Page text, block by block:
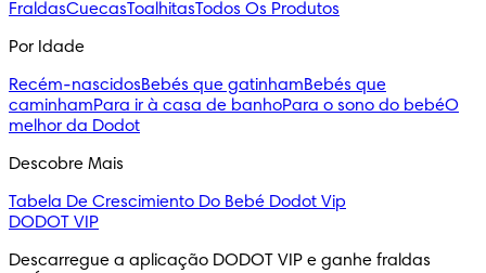
FraldasCuecasToalhitasTodos Os Produtos
Por Idade
Recém-nascidosBebés que gatinhamBebés que
caminhamPara ir à casa de banhoPara o sono do bebéO
melhor da Dodot
Descobre Mais
Tabela De Crescimiento Do Bebé Dodot Vip
DODOT VIP
Descarregue a aplicação DODOT VIP e ganhe fraldas